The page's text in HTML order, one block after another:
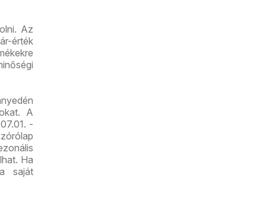
Az
érték
A
-
Ha
saját